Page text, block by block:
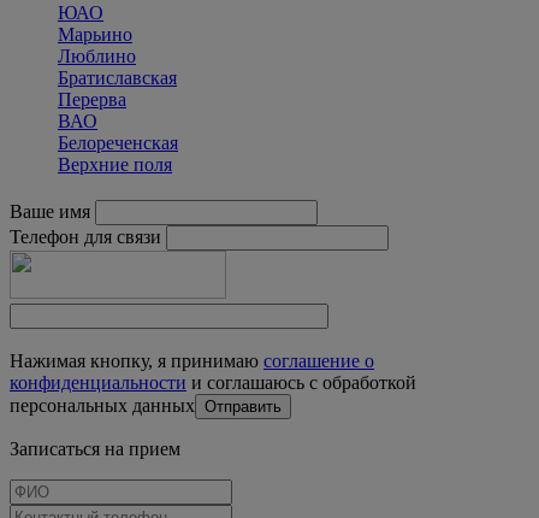
ЮАО
Марьино
Люблино
Братиславская
Перерва
ВАО
Белореченская
Верхние поля
Ваше имя
Телефон для связи
Нажимая кнопку, я принимаю соглашение о
конфиденциальности и соглашаюсь с обработкой
персональных данных
Записаться на прием